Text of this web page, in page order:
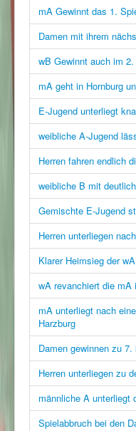
mA Gewinnt das 1.
Damen mit ihrem
wB Gewinnt auch im
mA geht in Hornburg
E-Jugend unterliegt
weibliche A-Jugend
Herren fahren endlich
weibliche B mit
Gemischte E-Jugend
Herren unterliegen
Klarer Heimsieg der wA
wA revanchiert die mA
mA unterliegt nach
Harzburg
Damen gewinnen zu
Herren unterliegen zu
männliche A unterliegt
Spielabbruch bei den